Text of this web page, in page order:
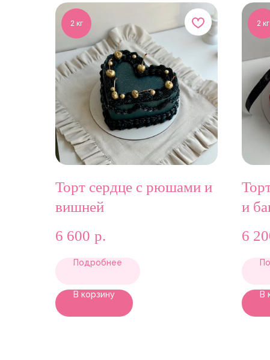
2 кг
Торт сердце с рюшами и
вишней
6 600 р.
Подробнее
В корзину
2 кг
и
6
В